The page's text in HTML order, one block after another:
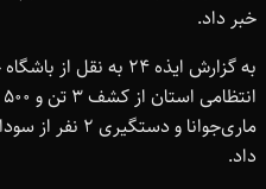
خبر داد.
به گزارش ایذه ۲۴ به
ماری‌جوانا و
داد.